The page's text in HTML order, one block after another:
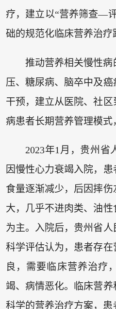
疗，建立以“营养筛查—
础的规范化临床营养治疗
推动营养相关慢性
压、糖尿病、脑卒中及
干预，建立从医院、社
病患者长期营养管理模式
2023年1月，贵州省
因慢性心力衰竭入院，
食量逐渐减少，后因摔
大，几乎不进肉类、油
为主。入院后，贵州省
科学评估认为，患者存
良，需要临床营养治疗
竭、病情恶化。临床营
科学的营养治疗方案，患